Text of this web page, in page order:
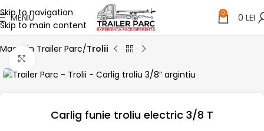
Skip to navigation
Skip to main content
MENIU 0 0 LEI
Magazin Trailer Parc Trolii
Carlig funie troliu electric 3/8 T